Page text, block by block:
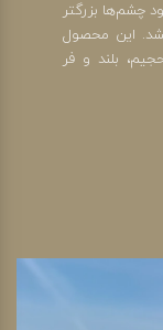
چشم‌ها بزرگتر
این محصول
بلند و فر